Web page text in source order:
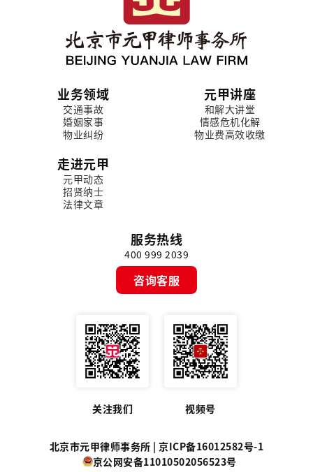
业务领域
交通事故
婚姻家事
物业纠纷
元甲讲座
和解大讲堂
情感危机化解
物业费高效收缴
走进元甲
元甲动态
招贤纳士
法律文章
服务热线
400 999 2039
咨询客服
关注我们 视频号
北京市元甲律师事务所 |京ICP备16012582号-1
京公网安备11010502056523号